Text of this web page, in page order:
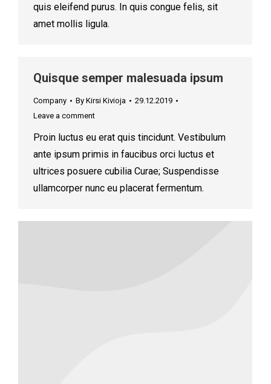
quis eleifend purus. In quis congue felis, sit
amet mollis ligula.
Quisque semper malesuada ipsum
Company By Kirsi Kivioja
29.12.2019
Leave a comment
Proin luctus eu erat quis tincidunt. Vestibulum
ante ipsum primis in faucibus orci luctus et
ultrices posuere cubilia Curae; Suspendisse
ullamcorper nunc eu placerat fermentum.